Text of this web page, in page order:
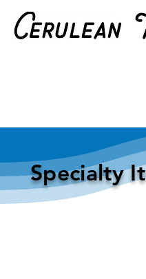
Specialty